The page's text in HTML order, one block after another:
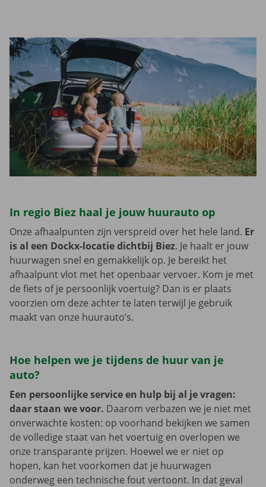
In regio Biez haal je jouw huurauto op
Onze afhaalpunten zijn verspreid over het hele land. Er
is al een Dockx-locatie dichtbij Biez. Je haalt er jouw
huurwagen snel en gemakkelijk op. Je bereikt het
afhaalpunt vlot met het openbaar vervoer. Kom je met
de fiets of je persoonlijk voertuig? Dan is er plaats
voorzien om deze achter te laten terwijl je gebruik
maakt van onze huurauto’s.
Hoe helpen we je tijdens de huur van je
auto?
Een persoonlijke service en hulp bij al je vragen:
daar staan we voor. Daarom verbazen we je niet met
onverwachte kosten: op voorhand bekijken we samen
de volledige staat van het voertuig en overlopen we
onze transparante prijzen. Hoewel we er niet op
hopen, kan het voorkomen dat je huurwagen
onderweg een technische fout vertoont. In dat geval